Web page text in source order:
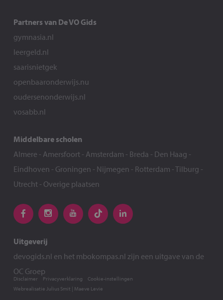
Partners van De VO Gids
gymnasia.nl
leergeld.nl
saarisnietgek
openbaaronderwijs.nu
oudersenonderwijs.nl
vosabb.nl
Middelbare scholen
Almere - Amersfoort- Amsterdam - Breda - Den Haag -
Eindhoven - Groningen - Nijmegen - Rotterdam -Tilburg -
Utrecht- Overige plaatsen
Uitgeverij
devogids.nl en het mbokompas.nl zijn een uitgave van de
OC Groep
Webrealisatie Julius Smit | Maeve Levie
Disclaimer Privacyverklaring Cookie-instellingen